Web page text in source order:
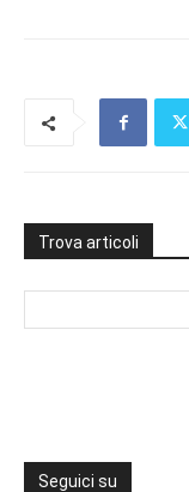
Trova articoli
Seguici su